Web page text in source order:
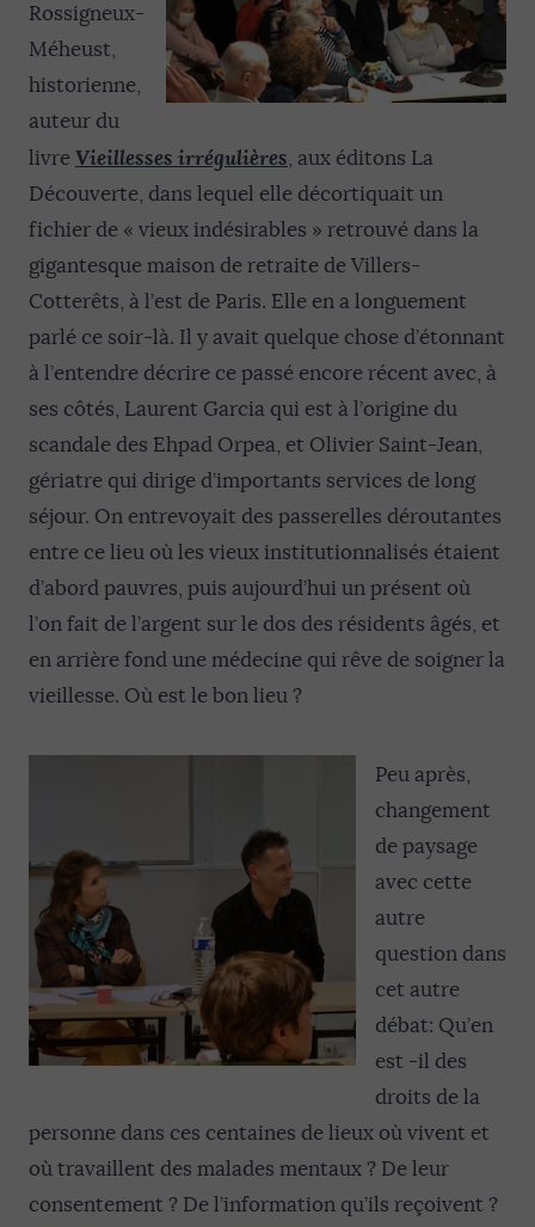
Rossigneux-
Méheust,
historienne,
auteur du
livreVieillesses irrégulières, aux éditons La
Découverte, dans lequel elle décortiquait un
fichier de « vieux indésirables » retrouvé dans la
gigantesque maison de retraite de Villers-
Cotterêts, à l’est de Paris. Elle en a longuement
parlé ce soir-là. Il y avait quelque chose d’étonnant
à l’entendre décrire ce passé encore récent avec, à
ses côtés, Laurent Garcia qui est à l’origine du
scandale des Ehpad Orpea, et Olivier Saint-Jean,
gériatre qui dirige d’importants services de long
séjour. On entrevoyait des passerelles déroutantes
entre ce lieu où les vieux institutionnalisés étaient
d’abord pauvres, puis aujourd’hui un présent où
l’on fait de l’argent sur le dos des résidents âgés, et
en arrière fond une médecine qui rêve de soigner la
vieillesse. Où est le bon lieu ?
Peu après,
changement
de paysage
avec cette
autre
question dans
cet autre
débat: Qu’en
est -il des
droits de la
personne dans ces centaines de lieux où vivent et
où travaillent des malades mentaux ? De leur
consentement ? De l’information qu’ils reçoivent ?